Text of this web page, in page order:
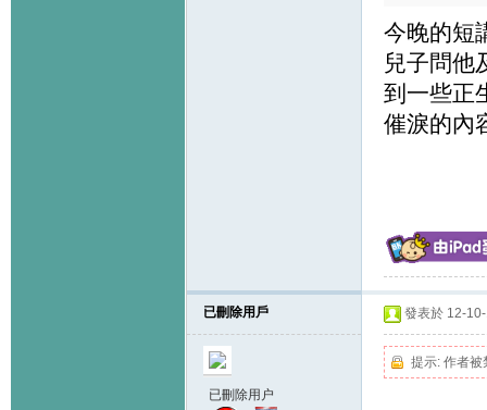
今晚的短
兒子問他
到一些正
催淚的內
已刪除用戶
已刪除用户
發表於 12-
提示: 作者被